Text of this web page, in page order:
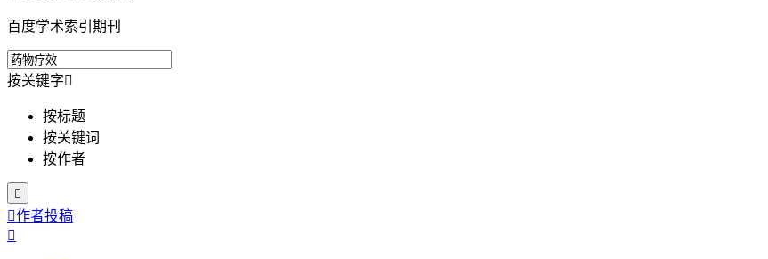
百度学术索引期刊
按关键字
按标题
按关键词
按作者

作者投稿
